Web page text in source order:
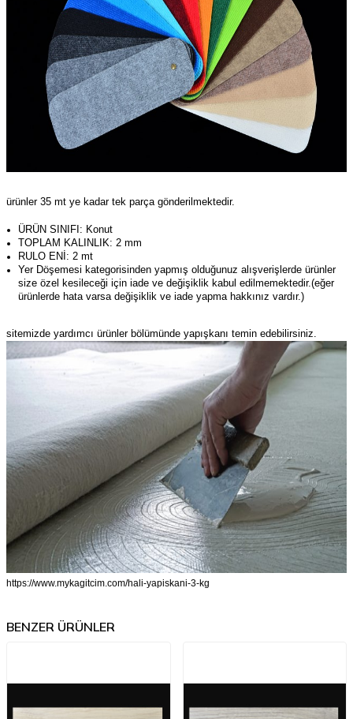
ürünler 35 mt ye kadar tek parça gönderilmektedir.
ÜRÜN SINIFI: Konut
TOPLAM KALINLIK: 2 mm
RULO ENİ: 2 mt
Yer Döşemesi kategorisinden yapmış olduğunuz alışverişlerde ürünler
size özel kesileceği için iade ve değişiklik kabul edilmemektedir.(eğer
ürünlerde hata varsa değişiklik ve iade yapma hakkınız vardır.)
sitemizde yardımcı ürünler bölümünde yapışkanı temin edebilirsiniz.
https://www.mykagitcim.com/hali-yapiskani-3-kg
BENZER ÜRÜNLER